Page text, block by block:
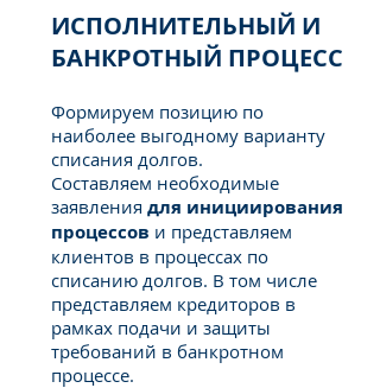
ИСПОЛНИТЕЛЬНЫЙ И
БАНКРОТНЫЙ ПРОЦЕСС
Формируем позицию по
наиболее выгодному варианту
списания долгов.
Составляем необходимые
заявления для инициирования
процессов и представляем
клиентов в процессах по
списанию долгов. В том числе
представляем кредиторов в
рамках подачи и защиты
требований в банкротном
процессе.